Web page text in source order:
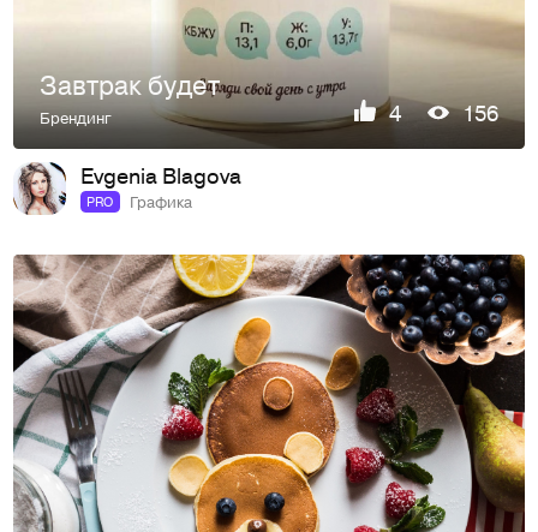
Завтрак будет
Брендинг 4 156
Evgenia Blagova
PRO Графика